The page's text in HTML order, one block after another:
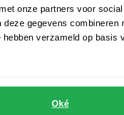
onze partners voor
gegevens combineren
verzameld op basis
Oké